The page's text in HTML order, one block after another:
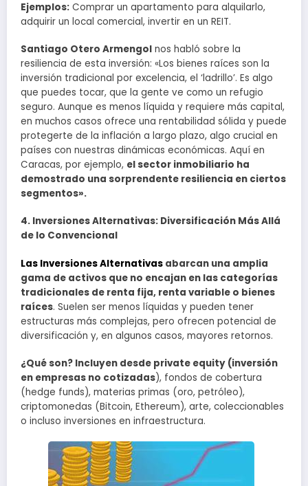
Ejemplos: Comprar un apartamento para alquilarlo,
adquirir un local comercial, invertir en un REIT.
Santiago Otero Armengol nos habló sobre la
resiliencia de esta inversión: «Los bienes raíces son la
inversión tradicional por excelencia, el ‘ladrillo’. Es algo
que puedes tocar, que la gente ve como un refugio
seguro. Aunque es menos líquida y requiere más capital,
en muchos casos ofrece una rentabilidad sólida y puede
protegerte de la inflación a largo plazo, algo crucial en
países con nuestras dinámicas económicas. Aquí en
Caracas, por ejemplo, el sector inmobiliario ha
demostrado una sorprendente resiliencia en ciertos
segmentos».
4. Inversiones Alternativas: Diversificación Más Allá
de lo Convencional
Las Inversiones Alternativas abarcan una amplia
gama de activos que no encajan en las categorías
tradicionales de renta fija, renta variable o bienes
raíces. Suelen ser menos líquidas y pueden tener
estructuras más complejas, pero ofrecen potencial de
diversificación y, en algunos casos, mayores retornos.
¿Qué son? Incluyen desde private equity (inversión
en empresas no cotizadas), fondos de cobertura
(hedge funds), materias primas (oro, petróleo),
criptomonedas (Bitcoin, Ethereum), arte, coleccionables
o incluso inversiones en infraestructura.